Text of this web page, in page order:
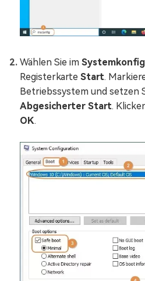
Wählen Sie im
Registerkarte Start.
Betriebssystem und setzen
Abgesicherter Start.
OK.